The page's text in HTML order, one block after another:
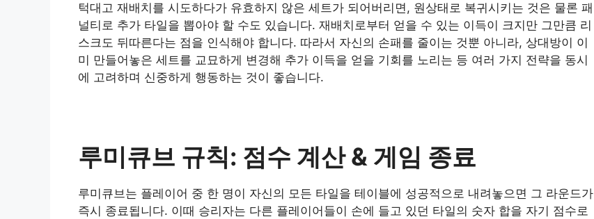
턱대고 재배치를 시도하다가 유효하지 않은 세트가 되어버리면, 원상태로 복귀시키는 것은 물론 패
널티로 추가 타일을 뽑아야 할 수도 있습니다. 재배치로부터 얻을 수 있는 이득이 크지만 그만큼 리
스크도 뒤따른다는 점을 인식해야 합니다. 따라서 자신의 손패를 줄이는 것뿐 아니라, 상대방이 이
미 만들어놓은 세트를 교묘하게 변경해 추가 이득을 얻을 기회를 노리는 등 여러 가지 전략을 동시
에 고려하며 신중하게 행동하는 것이 좋습니다.
루미큐브 규칙: 점수 계산 & 게임 종료
루미큐브는 플레이어 중 한 명이 자신의 모든 타일을 테이블에 성공적으로 내려놓으면 그 라운드가
즉시 종료됩니다. 이때 승리자는 다른 플레이어들이 손에 들고 있던 타일의 숫자 합을 자기 점수로